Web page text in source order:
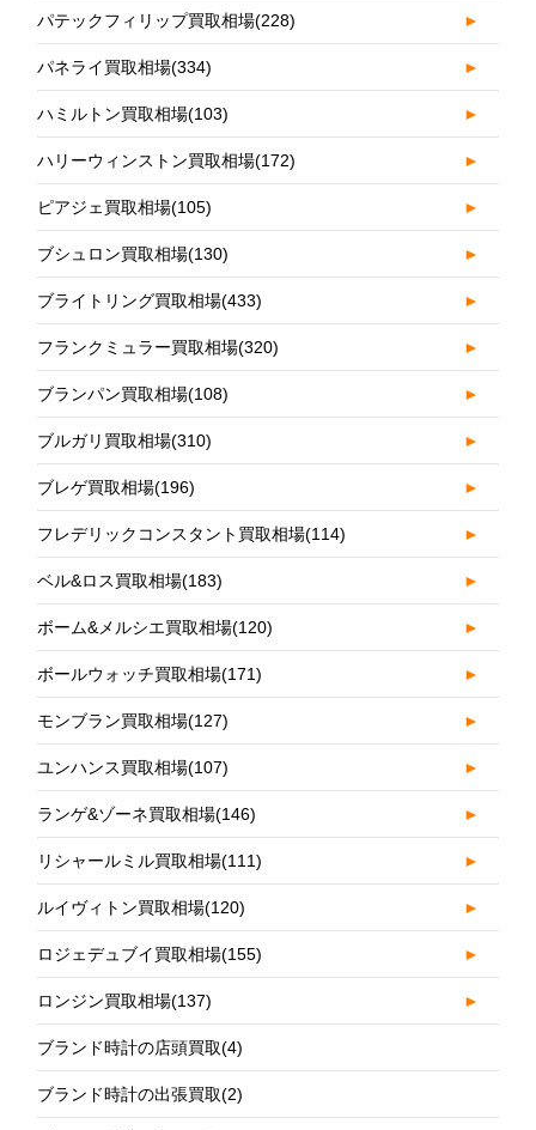
パテックフィリップ買取相場(228) ►
パネライ買取相場(334) ►
ハミルトン買取相場(103) ►
ハリーウィンストン買取相場(172) ►
ピアジェ買取相場(105) ►
ブシュロン買取相場(130) ►
ブライトリング買取相場(433) ►
フランクミュラー買取相場(320) ►
ブランパン買取相場(108) ►
ブルガリ買取相場(310) ►
ブレゲ買取相場(196) ►
フレデリックコンスタント買取相場(114) ►
ベル&ロス買取相場(183) ►
ボーム&メルシエ買取相場(120) ►
ボールウォッチ買取相場(171) ►
モンブラン買取相場(127) ►
ユンハンス買取相場(107) ►
ランゲ&ゾーネ買取相場(146) ►
リシャールミル買取相場(111) ►
ルイヴィトン買取相場(120) ►
ロジェデュブイ買取相場(155) ►
ロンジン買取相場(137) ►
ブランド時計の店頭買取(4)
ブランド時計の出張買取(2)